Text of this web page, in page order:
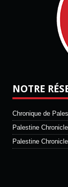
NOTRE
Chronique de
Palestine Chronicle
Palestine